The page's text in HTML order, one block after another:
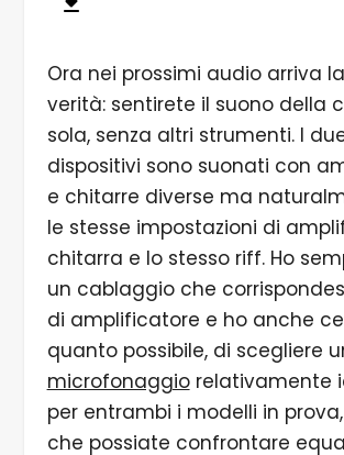
Ora nei prossimi audio arriva
verità: sentirete il suono della
sola, senza altri strumenti. I
dispositivi sono suonati con
e chitarre diverse ma
le stesse impostazioni di
chitarra e lo stesso riff. Ho
un cablaggio che
di amplificatore e ho anche
quanto possibile, di scegliere
microfonaggiorelativamente
per entrambi i modelli in
che possiate confrontare